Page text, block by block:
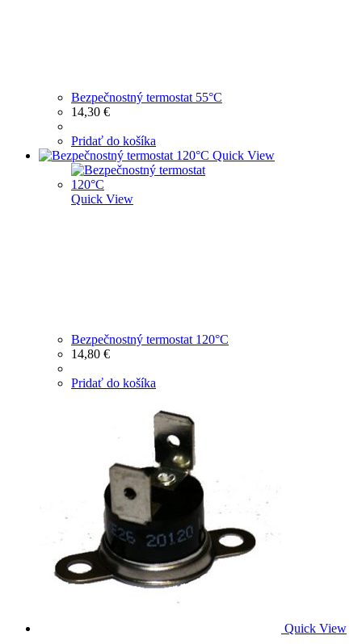
Bezpečnostný termostat 55°C
14,30 €
Pridať do košíka
Quick View
Quick View
Bezpečnostný termostat 120°C
14,80 €
Pridať do košíka
Quick View